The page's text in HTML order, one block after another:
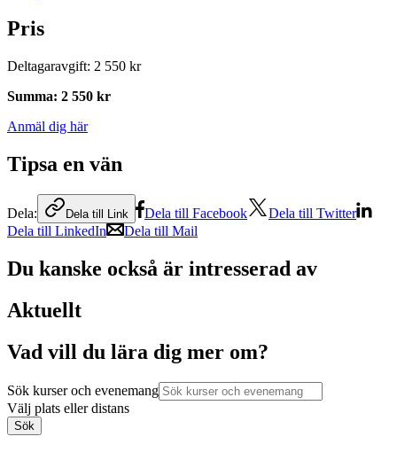
Pris
Deltagaravgift: 2 550 kr
Summa: 2 550 kr
Anmäl dig här
Tipsa en vän
Dela: Dela till Link Dela till Facebook
Dela till Twitter
Dela till LinkedIn
Dela till Mail
Du kanske också är intresserad av
Aktuellt
Vad vill du lära dig mer om?
Sök kurser och evenemang
Välj plats eller distans
Sök